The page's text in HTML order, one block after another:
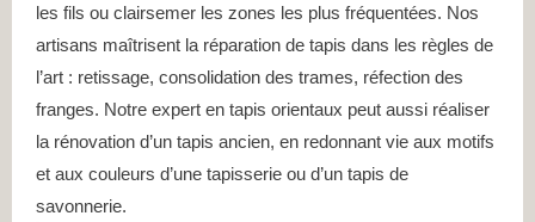
les fils ou clairsemer les zones les plus fréquentées. Nos
artisans maîtrisent la réparation de tapis dans les règles de
l’art : retissage, consolidation des trames, réfection des
franges. Notre expert en tapis orientaux peut aussi réaliser
la rénovation d’un tapis ancien, en redonnant vie aux motifs
et aux couleurs d’une tapisserie ou d’un tapis de
savonnerie.